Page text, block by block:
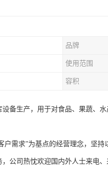
品牌
使用范围
容积
备生产，用于对食品、果蔬、
户需求”为基点的经营理念，坚
公司热忱欢迎国内外人士来电